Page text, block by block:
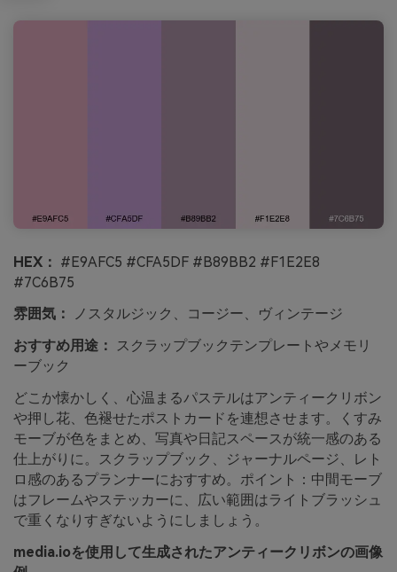
HEX： #E9AFC5 #CFA5DF #B89BB2 #F1E2E8
#7C6B75
雰囲気：
ノスタルジック、コージー、ヴィンテージ
おすすめ用途： スクラップブックテンプレートやメモリ
ーブック
どこか懐かしく、心温まるパステルはアンティークリボン
や押し花、色褪せたポストカードを連想させます。くすみ
モーブが色をまとめ、写真や日記スペースが統一感のある
仕上がりに。スクラップブック、ジャーナルページ、レト
ロ感のあるプランナーにおすすめ。ポイント：中間モーブ
はフレームやステッカーに、広い範囲はライトブラッシュ
で重くなりすぎないようにしましょう。
media.ioを使用して生成されたアンティークリボンの画像